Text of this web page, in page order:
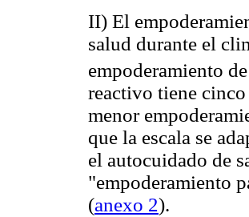
II) El
salud durante el
empoderamiento
reactivo tiene
menor
que la escala se
el autocuidado de
"empoderamiento
(anexo 2).